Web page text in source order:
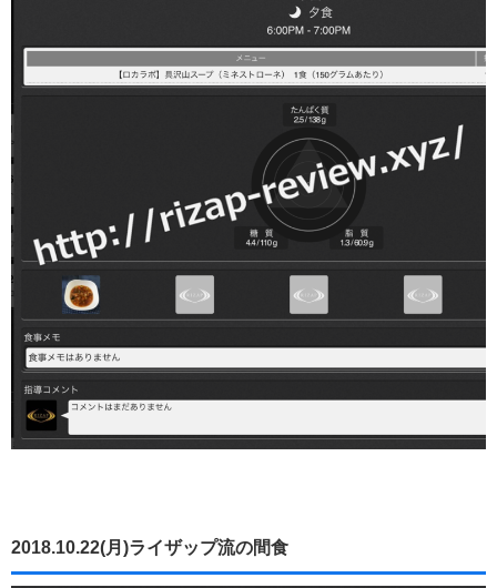
2018.10.22(月)ライザップ流の間食